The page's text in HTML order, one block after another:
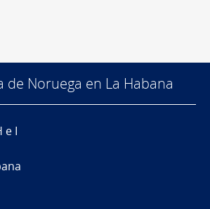
de Noruega en La Habana
e I